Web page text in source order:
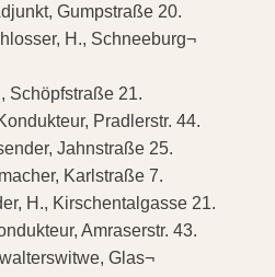
Gumpstraße 20.
H., Schneeburg¬
Schöpfstraße 21.
Pradlerstr. 44.
Jahnstraße 25.
Karlstraße 7.
H., Kirschentalgasse 21.
Amraserstr. 43.
Glas¬